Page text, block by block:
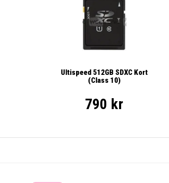
Ultispeed 512GB SDXC Kort
(Class 10)
790 kr